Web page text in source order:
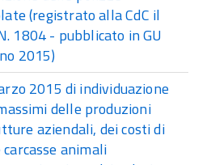
(registrato alla CdC il
1804 - pubblicato in GU
2015)
2015 di individuazione
delle produzioni
aziendali, dei costi di
animali